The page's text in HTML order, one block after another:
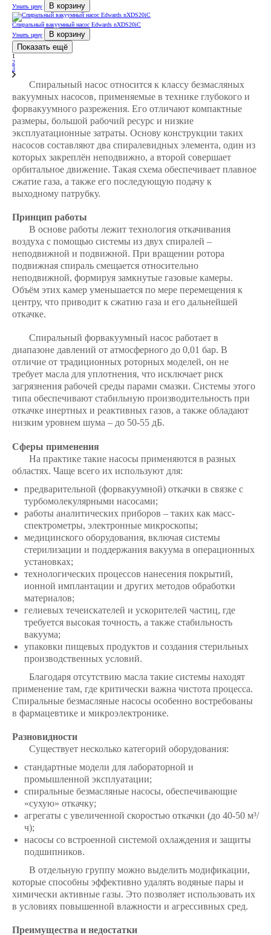
Узнать цену
В корзину
Спиральный вакуумный насос Edwards nXDS20iС
Узнать цену
В корзину
Показать ещё
1
2
3
Спиральный насос относится к классу безмасляных
вакуумных насосов, применяемые в технике глубокого и
форвакуумного разрежения. Его отличают компактные
размеры, большой рабочий ресурс и низкие
эксплуатационные затраты. Основу конструкции таких
насосов составляют два спиралевидных элемента, один из
которых закреплён неподвижно, а второй совершает
орбитальное движение. Такая схема обеспечивает плавное
сжатие газа, а также его последующую подачу к
выходному патрубку.
Принцип работы
В основе работы лежит технология откачивания
воздуха с помощью системы из двух спиралей –
неподвижной и подвижной. При вращении ротора
подвижная спираль смещается относительно
неподвижной, формируя замкнутые газовые камеры.
Объём этих камер уменьшается по мере перемещения к
центру, что приводит к сжатию газа и его дальнейшей
откачке.
Спиральный форвакуумный насос работает в
диапазоне давлений от атмосферного до 0,01 бар. В
отличие от традиционных роторных моделей, он не
требует масла для уплотнения, что исключает риск
загрязнения рабочей среды парами смазки. Системы этого
типа обеспечивают стабильную производительность при
откачке инертных и реактивных газов, а также обладают
низким уровнем шума – до 50-55 дБ.
Сферы применения
На практике такие насосы применяются в разных
областях. Чаще всего их используют для:
предварительной (форвакуумной) откачки в связке с
турбомолекулярными насосами;
работы аналитических приборов – таких как масс-
спектрометры, электронные микроскопы;
медицинского оборудования, включая системы
стерилизации и поддержания вакуума в операционных
установках;
технологических процессов нанесения покрытий,
ионной имплантации и других методов обработки
материалов;
гелиевых течеискателей и ускорителей частиц, где
требуется высокая точность, а также стабильность
вакуума;
упаковки пищевых продуктов и создания стерильных
производственных условий.
Благодаря отсутствию масла такие системы находят
применение там, где критически важна чистота процесса.
Спиральные безмасляные насосы особенно востребованы
в фармацевтике и микроэлектронике.
Разновидности
Существует несколько категорий оборудования:
стандартные модели для лабораторной и
промышленной эксплуатации;
спиральные безмасляные насосы, обеспечивающие
«сухую» откачку;
агрегаты с увеличенной скоростью откачки (до 40-50 м³/
ч);
насосы со встроенной системой охлаждения и защиты
подшипников.
В отдельную группу можно выделить модификации,
которые способны эффективно удалять водяные пары и
химически активные газы. Это позволяет использовать их
в условиях повышенной влажности и агрессивных сред.
Преимущества и недостатки